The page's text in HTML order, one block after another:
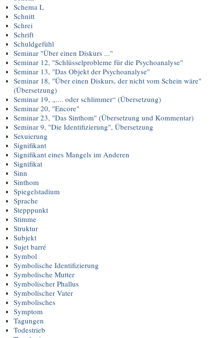
Schema L
Schnitt
Schrei
Schrift
Schuldgefühl
Seminar "Über einen Diskurs ..."
Seminar 12, "Schlüsselprobleme für die Psychoanalyse"
Seminar 13, "Das Objekt der Psychoanalyse"
Seminar 18, "Über einen Diskurs, der nicht vom Schein wäre"
(Übersetzung)
Seminar 19, „.... oder schlimmer“ (Übersetzung)
Seminar 20, "Encore"
Seminar 23, "Das Sinthom" (Übersetzung und Kommentar)
Seminar 9, "Die Identifizierung", Übersetzung
Sexuierung
Signifikant
Signifikant eines Mangels im Anderen
Signifikat
Sinn
Sinthom
Spiegelstadium
Sprache
Stepppunkt
Stimme
Struktur
Subjekt
Sujet barré
Symbol
Symbolische Identifizierung
Symbolische Mutter
Symbolischer Phallus
Symbolischer Vater
Symbolisches
Symptom
Tagungen
Todestrieb